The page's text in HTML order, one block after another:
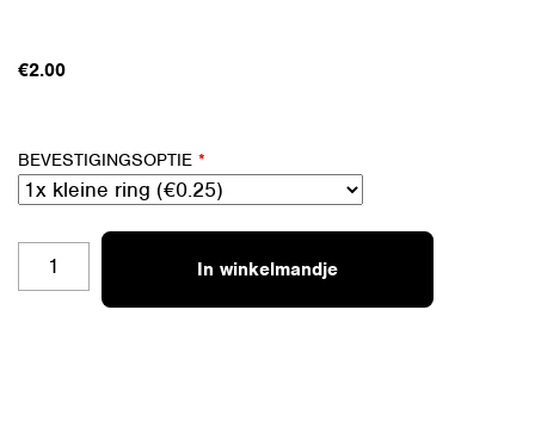
€2.00
BEVESTIGINGSOPTIE *
In winkelmandje